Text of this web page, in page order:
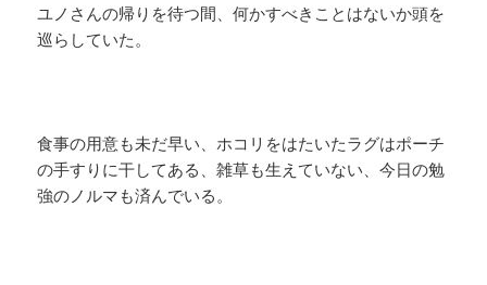
ユノさんの帰りを待つ間、何かすべきことはないか頭を
巡らしていた。
食事の用意も未だ早い、ホコリをはたいたラグはポーチ
の手すりに干してある、雑草も生えていない、今日の勉
強のノルマも済んでいる。